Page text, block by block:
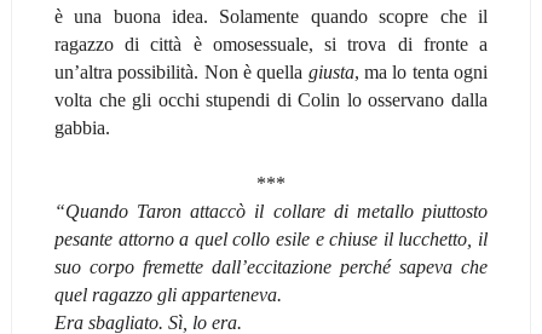
è una buona idea. Solamente quando scopre che il
ragazzo di città è omosessuale, si trova di fronte a
un’altra possibilità. Non è quella giusta, ma lo tenta ogni
volta che gli occhi stupendi di Colin lo osservano dalla
gabbia.
***
“Quando Taron attaccò il collare di metallo piuttosto
pesante attorno a quel collo esile e chiuse il lucchetto, il
suo corpo fremette dall’eccitazione perché sapeva che
quel ragazzo gli apparteneva.
Era sbagliato. Sì, lo era.